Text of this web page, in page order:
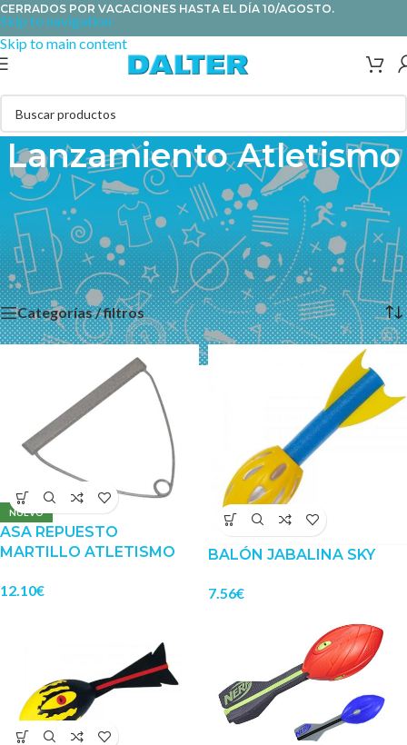
Skip to navigation
Skip to main content
CERRADOS POR VACACIONES HASTA EL DÍA 10/AGOSTO.
Lanzamiento Atletismo
Selecciona el producto que necesitas para lanzamiento en
atletismo: vortex, jabalinas de iniciación o competición, discos de
lanzamiento, pesos, pelota de lanzamiento, martillo y balones
medicinales.
Categorías / filtros
NUEVO
ASA REPUESTO
MARTILLO ATLETISMO
12.10€
BALÓN JABALINA SKY
7.56€